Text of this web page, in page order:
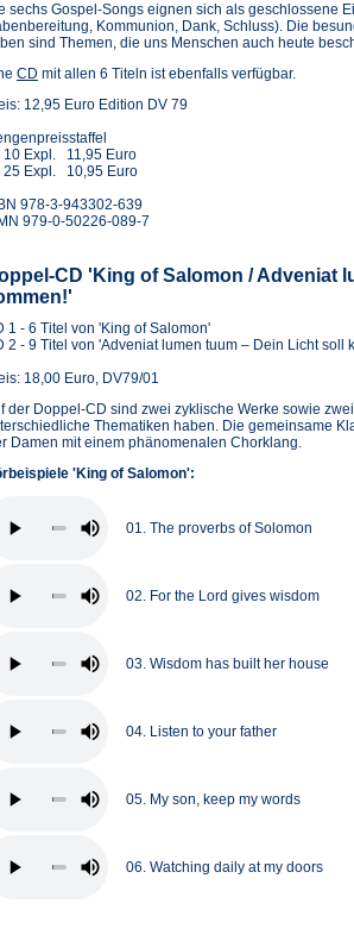
sechs Gospel-Songs eignen sich als geschlossene
Kommunion, Dank, Schluss). Die
sind Themen, die uns Menschen auch heute
CD (Öffnet
einem
Tab)
mit allen 6 Titeln ist ebenfalls verfügbar.
12,95 Euro Edition DV 79
10 Expl. 11,95 Euro
25 Expl. 10,95 Euro
978-3-943302-639
979-0-50226-089-7
CD 'King of Salomon / Adveniat
1 - 6 Titel von 'King of Salomon'
2 - 9 Titel von 'Adveniat lumen tuum – Dein Licht soll
18,00 Euro, DV79/01
der Doppel-CD sind zwei zyklische Werke sowie
Thematiken haben. Die gemeinsame
Damen mit einem phänomenalen Chorklang.
'King of Salomon':
01. The proverbs of Solomon
02. For the Lord gives wisdom
03. Wisdom has built her house
04. Listen to your father
05. My son, keep my words
06. Watching daily at my doors